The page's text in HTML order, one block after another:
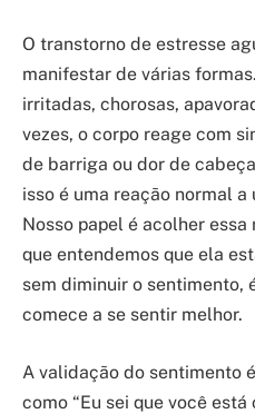
O transtorno de estresse
manifestar de várias
irritadas, chorosas,
vezes, o corpo reage com
de barriga ou dor de
isso é uma reação normal
Nosso papel é acolher
que entendemos que ela
sem diminuir o sentimento,
comece a se sentir melhor.
A validação do sentimento
como “Eu sei que você